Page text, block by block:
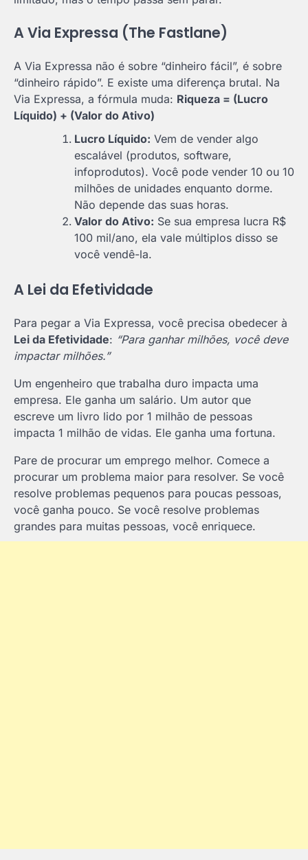
A Via Expressa (The Fastlane)
A Via Expressa não é sobre “dinheiro fácil”, é sobre
“dinheiro rápido”. E existe uma diferença brutal. Na
Via Expressa, a fórmula muda: Riqueza = (Lucro
Líquido) + (Valor do Ativo)
Lucro Líquido: Vem de vender algo
escalável (produtos, software,
infoprodutos). Você pode vender 10 ou 10
milhões de unidades enquanto dorme.
Não depende das suas horas.
Valor do Ativo: Se sua empresa lucra R$
100 mil/ano, ela vale múltiplos disso se
você vendê-la.
A Lei da Efetividade
Para pegar a Via Expressa, você precisa obedecer à
Lei da Efetividade: “Para ganhar milhões, você deve
impactar milhões.”
Um engenheiro que trabalha duro impacta uma
empresa. Ele ganha um salário. Um autor que
escreve um livro lido por 1 milhão de pessoas
impacta 1 milhão de vidas. Ele ganha uma fortuna.
Pare de procurar um emprego melhor. Comece a
procurar um problema maior para resolver. Se você
resolve problemas pequenos para poucas pessoas,
você ganha pouco. Se você resolve problemas
grandes para muitas pessoas, você enriquece.